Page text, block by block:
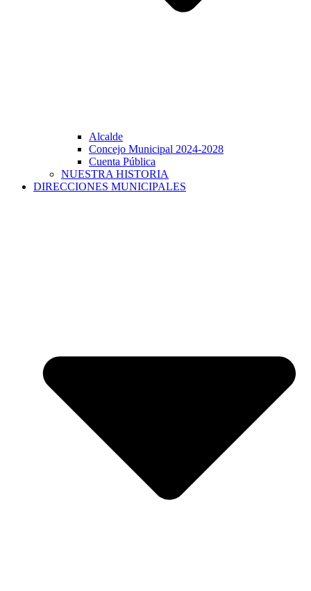
Alcalde
Concejo Municipal 2024-2028
Cuenta Pública
NUESTRA HISTORIA
DIRECCIONES MUNICIPALES